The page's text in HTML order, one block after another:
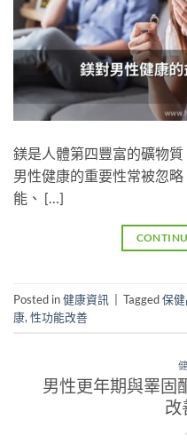
鎂是人體第四豐富的礦物
男性健康的重要性常被忽
能、 […]
Posted in健康資訊 | Tagged保健
康, 性功能改善
男性更年期與睪固
改